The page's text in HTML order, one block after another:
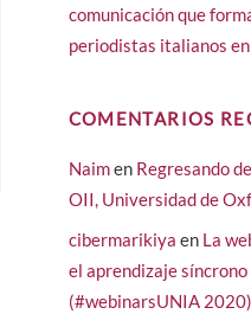
comunicación que
periodistas italianos
COMENTARIOS
Naimen Regresando
OII, Universidad de
cibermarikiya en La
el aprendizaje
(#webinarsUNIA 2020)